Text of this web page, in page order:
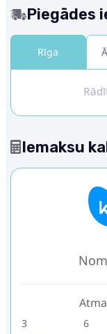
Piegādes
Rīga
Iemaksu
3 6